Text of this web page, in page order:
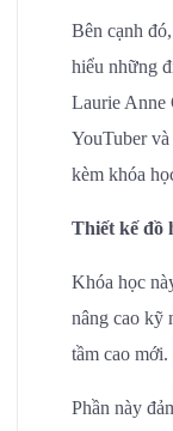
Bên cạnh
hiểu những
Laurie Anne
YouTuber
kèm khóa
Thiết kế đồ
Khóa học
nâng cao kỹ
tầm cao mới.
Phần này